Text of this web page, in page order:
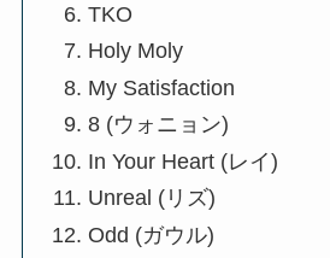
TKO
Holy Moly
My Satisfaction
8 (ウォニョン)
In Your Heart (レイ)
Unreal (リズ)
Odd (ガウル)